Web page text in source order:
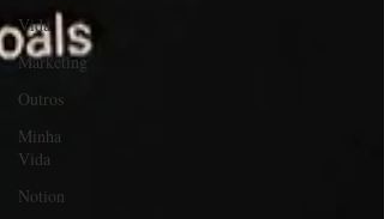
Vida
Marketing
Outros
Minha
Vida
Notion